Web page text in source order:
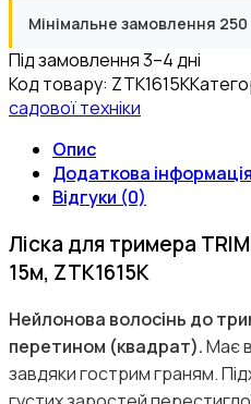
Мінімальне замовлення 250
Під замовлення 3–4 дні
Код товару: ZTK1615K
садової техніки
Опис
Додаткова інформація
Відгуки (0)
Ліска для тримера
15м, ZTK1615K
Нейлонова волосінь до
перетином (квадрат).Має
завдяки гострим граням.